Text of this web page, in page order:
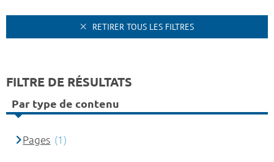
RETIRER TOUS LES FILTRES
FILTRE DE RÉSULTATS
Par type de contenu
Pages (1)